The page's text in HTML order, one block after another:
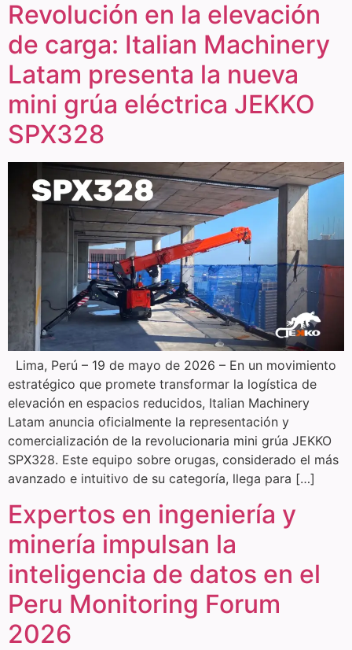
Revolución en la elevación
de carga: Italian Machinery
Latam presenta la nueva
mini grúa eléctrica JEKKO
SPX328
Lima, Perú – 19 de mayo de 2026 – En un movimiento
estratégico que promete transformar la logística de
elevación en espacios reducidos, Italian Machinery
Latam anuncia oficialmente la representación y
comercialización de la revolucionaria mini grúa JEKKO
SPX328. Este equipo sobre orugas, considerado el más
avanzado e intuitivo de su categoría, llega para […]
Expertos en ingeniería y
minería impulsan la
inteligencia de datos en el
Peru Monitoring Forum
2026